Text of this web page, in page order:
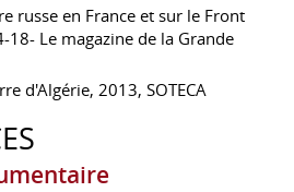
russe en France et sur le Front
Le magazine de la Grande
d'Algérie, 2013, SOTECA